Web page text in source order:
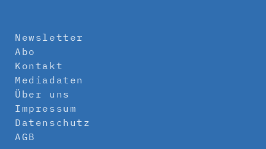
Newsletter
Abo
Kontakt
Mediadaten
Über uns
Impressum
Datenschutz
AGB